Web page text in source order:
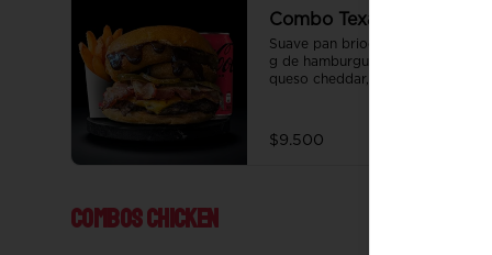
Combo Texas
Suave pan brioche de 10 cm, 100
g de hamburguesa de vacuno,
queso cheddar, tocino, aros de
condimentadas, salsa de la casa
de regalo a elección y una
$9.500
Combos Chicken